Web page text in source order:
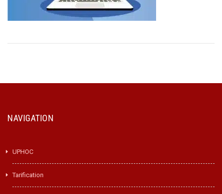
NAVIGATION
UPHOC
Tarification